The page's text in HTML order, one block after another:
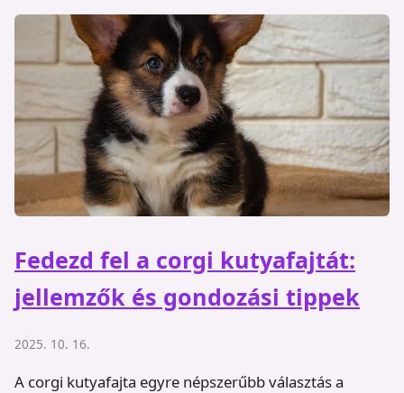
Fedezd fel a corgi kutyafajtát:
jellemzők és gondozási tippek
2025. 10. 16.
A corgi kutyafajta egyre népszerűbb választás a